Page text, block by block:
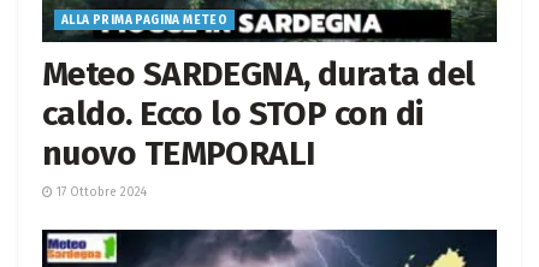
ALLA PRIMA PAGINA METEO
Meteo SARDEGNA, durata del
caldo. Ecco lo STOP con di
nuovo TEMPORALI
17 Ottobre 2024